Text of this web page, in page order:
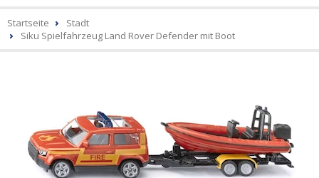
Startseite
Stadt
Siku Spielfahrzeug Land Rover Defender mit Boot